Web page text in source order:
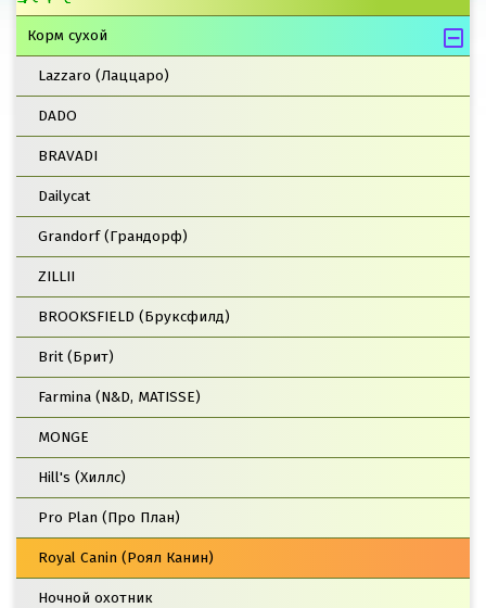
Корм сухой
Lazzaro (Лаццаро)
DADO
BRAVADI
Dailycat
Grandorf (Грандорф)
ZILLII
BROOKSFIELD (Бруксфилд)
Brit (Брит)
Farmina (N&D, MATISSE)
MONGE
Hill's (Хиллс)
Pro Plan (Про План)
Royal Canin (Роял Канин)
Ночной охотник